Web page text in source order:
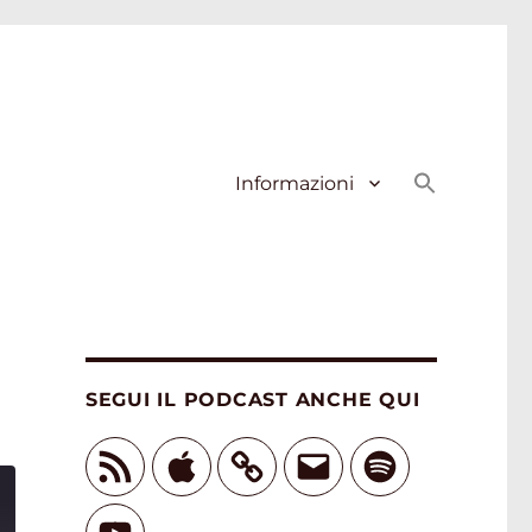
Informazioni
SEGUI IL PODCAST ANCHE QUI
Feed
RSS
Apple Email Spotify
YouTube